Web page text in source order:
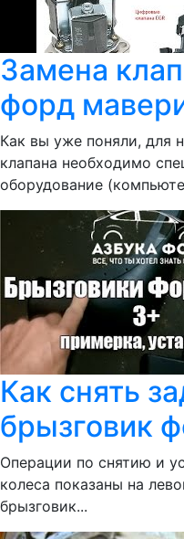
Замена
форд
Как вы уже поняли, для
клапана необходимо
оборудование
Как снять
брызговик
Операции по снятию и
колеса показаны на
брызговик...